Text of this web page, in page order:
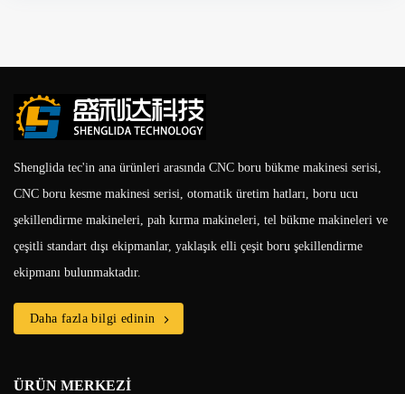
Shenglida tec'in ana ürünleri arasında CNC boru bükme makinesi serisi,
CNC boru kesme makinesi serisi, otomatik üretim hatları, boru ucu
şekillendirme makineleri, pah kırma makineleri, tel bükme makineleri ve
çeşitli standart dışı ekipmanlar, yaklaşık elli çeşit boru şekillendirme
ekipmanı bulunmaktadır.
Daha fazla bilgi edinin
ÜRÜN MERKEZİ